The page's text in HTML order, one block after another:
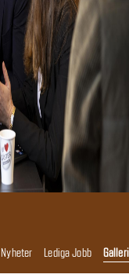
Nyheter Lediga Jobb Galleri